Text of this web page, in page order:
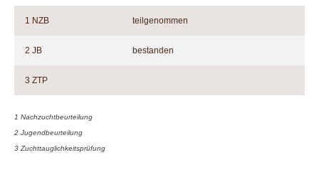
1 NZB teilgenommen
2 JB bestanden
3 ZTP
1 Nachzuchtbeurteilung
2 Jugendbeurteilung
3 Zuchttauglichkeitsprüfung